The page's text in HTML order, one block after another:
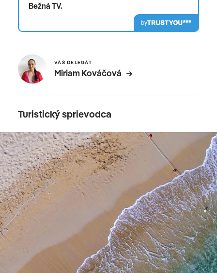
Bežná TV.
by
VÁŠ DELEGÁT
Miriam Kováčová
Turistický sprievodca